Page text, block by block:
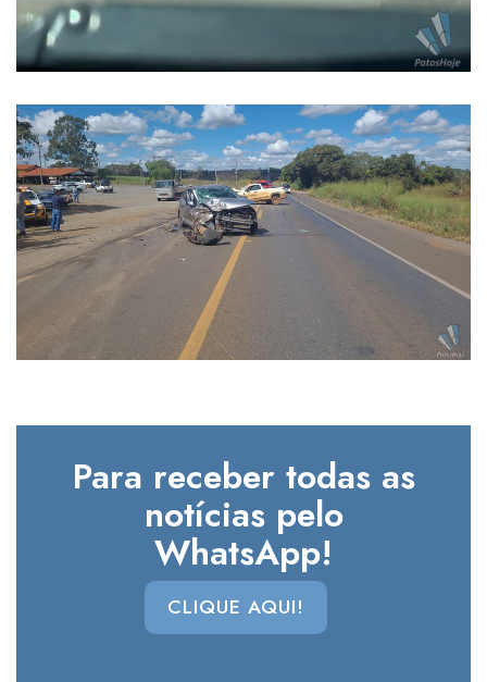
Para receber todas as
notícias pelo
WhatsApp!
CLIQUE AQUI!